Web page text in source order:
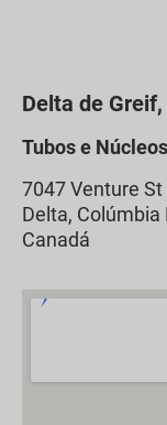
Delta de
Tubos e Núcleos
7047 Venture
Delta, Colúmbia
Canadá